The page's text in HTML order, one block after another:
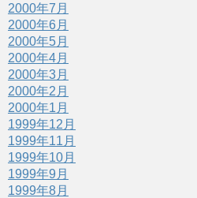
2000年7月
2000年6月
2000年5月
2000年4月
2000年3月
2000年2月
2000年1月
1999年12月
1999年11月
1999年10月
1999年9月
1999年8月